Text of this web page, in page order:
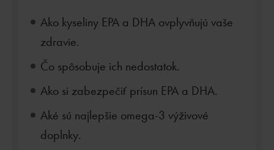
Ako kyseliny EPA a DHA ovplyvňujú vaše
zdravie.
Čo spôsobuje ich nedostatok.
Ako si zabezpečiť prísun EPA a DHA.
Aké sú najlepšie omega-3 výživové
doplnky.